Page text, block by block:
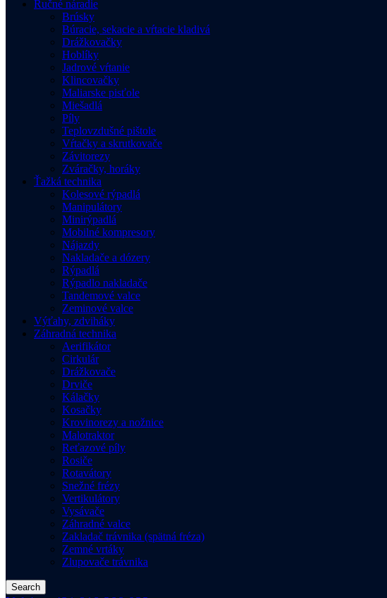
Ručné náradie
Brúsky
Búracie, sekacie a vŕtacie kladivá
Drážkovačky
Hoblíky
Jadrové vŕtanie
Klincovačky
Maliarske pisťole
Miešadlá
Píly
Teplovzdušné pištole
Vŕtačky a skrutkovače
Závitorezy
Zváračky, horáky
Ťažká technika
Kolesové rýpadlá
Manipulátory
Minirýpadlá
Mobilné kompresory
Nájazdy
Nakladače a dózery
Rýpadlá
Rýpadlo nakladače
Tandemové valce
Zeminové valce
Výťahy, zdviháky
Záhradná technika
Aerifikátor
Cirkulár
Drážkovače
Drviče
Kálačky
Kosačky
Krovinorezy a nožnice
Malotraktor
Reťazové píly
Rosiče
Rotavátory
Snežné frézy
Vertikulátory
Vysávače
Záhradné valce
Zakladač trávnika (spätná fréza)
Zemné vrtáky
Zlupovače trávnika
Search